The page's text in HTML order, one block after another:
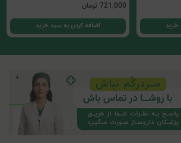
خرید
721,000 تومان
اضافه کردن به سبد خرید